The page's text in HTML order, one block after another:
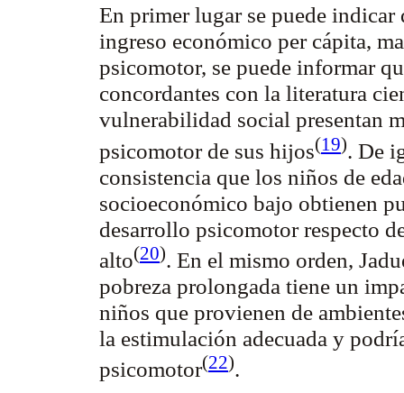
En primer lugar se puede indicar
ingreso económico per cápita,
psicomotor, se puede informar
concordantes con la literatura
vulnerabilidad social presentan
psicomotor de sus hijos(19). De
consistencia que los niños de
socioeconómico bajo obtienen
desarrollo psicomotor respecto
alto(20). En el mismo orden,
pobreza prolongada tiene un
niños que provienen de
la estimulación adecuada y
psicomotor(22).